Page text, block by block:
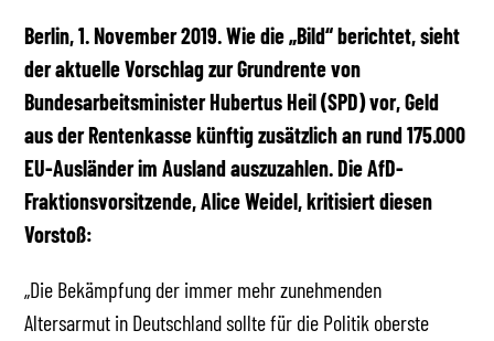
Berlin, 1. November 2019. Wie die „Bild“ berichtet, sieht
der aktuelle Vorschlag zur Grundrente von
Bundesarbeitsminister Hubertus Heil (SPD) vor, Geld
aus der Rentenkasse künftig zusätzlich an rund 175.000
EU-Ausländer im Ausland auszuzahlen. Die AfD-
Fraktionsvorsitzende, Alice Weidel, kritisiert diesen
Vorstoß:
„Die Bekämpfung der immer mehr zunehmenden
Altersarmut in Deutschland sollte für die Politik oberste